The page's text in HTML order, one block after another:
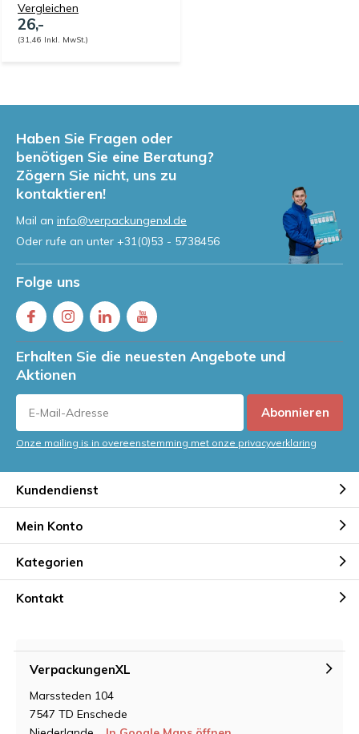
Vergleichen
26,-
(31,46 Inkl. MwSt.)
Haben Sie Fragen oder
benötigen Sie eine Beratung?
Zögern Sie nicht, uns zu
kontaktieren!
Mail an info@verpackungenxl.de
Oder rufe an unter +31(0)53 - 5738456
Folge uns
Erhalten Sie die neuesten Angebote und
Aktionen
Abonnieren
Onze mailing is in overeenstemming met onze privacyverklaring
Kundendienst
Mein Konto
Kategorien
Kontakt
VerpackungenXL
Marssteden 104
7547 TD Enschede